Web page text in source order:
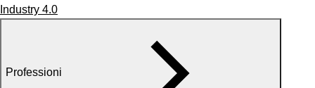
Industry 4.0
Professioni